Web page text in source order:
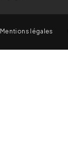
Mentions légales